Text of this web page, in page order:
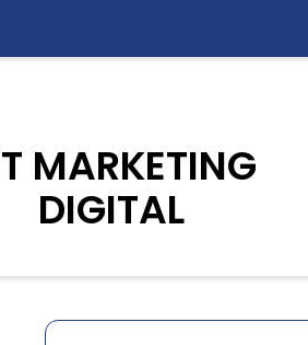
MARKETING
DIGITAL